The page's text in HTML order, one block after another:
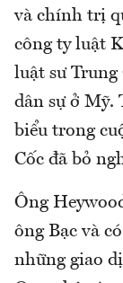
và chính trị
công ty luật
luật sư
dân sự ở Mỹ.
biểu trong
Cốc đã bỏ
Ông
ông Bạc và
những giao